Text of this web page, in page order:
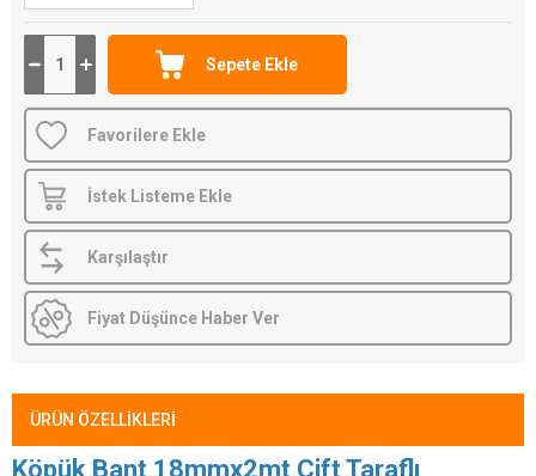
Favorilere Ekle
İstek Listeme Ekle
Karşılaştır
Fiyat Düşünce Haber Ver
ÜRÜN ÖZELLIKLERI
Köpük Bant 18mmx2mt Çift Taraflı